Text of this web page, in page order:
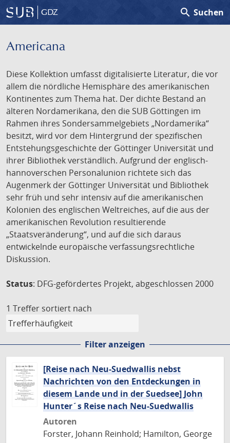
GDZ search Suchen
Americana
Diese Kollektion umfasst digitalisierte Literatur, die vor
allem die nördliche Hemisphäre des amerikanischen
Kontinentes zum Thema hat. Der dichte Bestand an
älteren Nordamerikana, den die SUB Göttingen im
Rahmen ihres Sondersammelgebiets „Nordamerika“
besitzt, wird vor dem Hintergrund der spezifischen
Entstehungsgeschichte der Göttinger Universität und
ihrer Bibliothek verständlich. Aufgrund der englisch-
hannoverschen Personalunion richtete sich das
Augenmerk der Göttinger Universität und Bibliothek
sehr früh und sehr intensiv auf die amerikanischen
Kolonien des englischen Weltreiches, auf die aus der
amerikanischen Revolution resultierende
„Staatsveränderung“, und auf die sich daraus
entwickelnde europäische verfassungsrechtliche
Diskussion.
Status: DFG-gefördertes Projekt, abgeschlossen 2000
1 Treffer sortiert nach
Filter anzeigen
[Reise nach Neu-Suedwallis nebst
Nachrichten von den Entdeckungen in
diesem Lande und in der Suedsee] John
Hunter´s Reise nach Neu-Suedwallis
Autoren
Forster, Johann Reinhold; Hamilton, George